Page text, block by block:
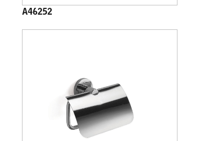
A46252